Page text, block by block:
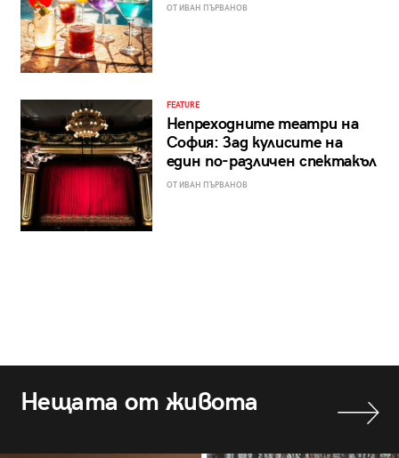
ОТ ИВАН ПЪРВАНОВ
FEATURE
Непреходните театри на
София: Зад кулисите на
един по-различен спектакъл
ОТ ИВАН ПЪРВАНОВ
Нещата от живота